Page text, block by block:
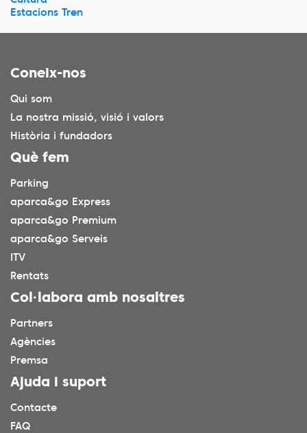
Estacions Tren
Coneix-nos
Qui som
La nostra missió, visió i valors
Història i fundadors
Què fem
Parking
aparca&go Express
aparca&go Premium
aparca&go Serveis
ITV
Rentats
Col·labora amb nosaltres
Partners
Agències
Premsa
Ajuda i suport
Contacte
FAQ